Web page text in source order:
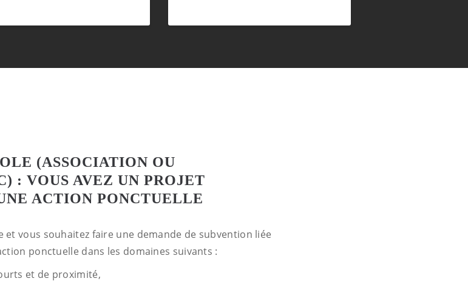
(ASSOCIATION OU
: VOUS AVEZ UN PROJET
ACTION PONCTUELLE
et vous souhaitez faire une demande de subvention liée
ponctuelle dans les domaines suivants :
et de proximité,